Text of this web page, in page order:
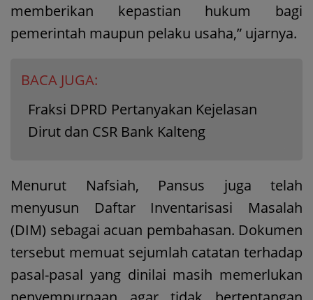
memberikan kepastian hukum bagi
pemerintah maupun pelaku usaha,” ujarnya.
BACA JUGA:
Fraksi DPRD Pertanyakan Kejelasan
Dirut dan CSR Bank Kalteng
Menurut Nafsiah, Pansus juga telah
menyusun Daftar Inventarisasi Masalah
(DIM) sebagai acuan pembahasan. Dokumen
tersebut memuat sejumlah catatan terhadap
pasal-pasal yang dinilai masih memerlukan